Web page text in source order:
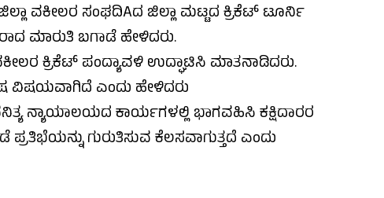
ವಕೀಲರ ಸಂಘದಿAದ ಜಿಲ್ಲಾ ಮಟ್ಟದ ಕ್ರಿಕೆಟ್ ಟೂರ್ನಿ
ಮಾರುತಿ ಬಗಾಡೆ ಹೇಳಿದರು.
ಕ್ರಿಕೆಟ್ ಪಂದ್ಯಾವಳಿ ಉದ್ಘಾಟಿಸಿ ಮಾತನಾಡಿದರು.
ವಿಷಯವಾಗಿದೆ ಎಂದು ಹೇಳಿದರು
ನ್ಯಾಯಾಲಯದ ಕಾರ್ಯಗಳಲ್ಲಿ ಭಾಗವಹಿಸಿ ಕಕ್ಷಿದಾರರ
ಗುರುತಿಸುವ ಕೆಲಸವಾಗುತ್ತದೆ ಎಂದು